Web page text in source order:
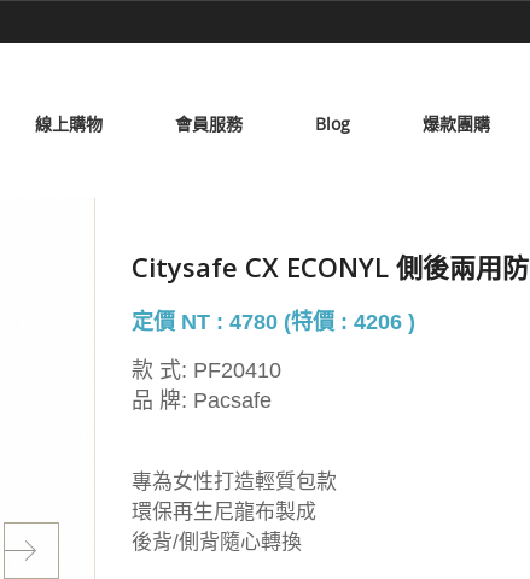
線上購物 會員服務 Blog 爆款團購
Citysafe CX ECONYL 側後兩用
定價 NT : 4780 (特價 : 4206 )
款 式: PF20410
品 牌: Pacsafe
專為女性打造輕質包款
環保再生尼龍布製成
後背/側背隨心轉換